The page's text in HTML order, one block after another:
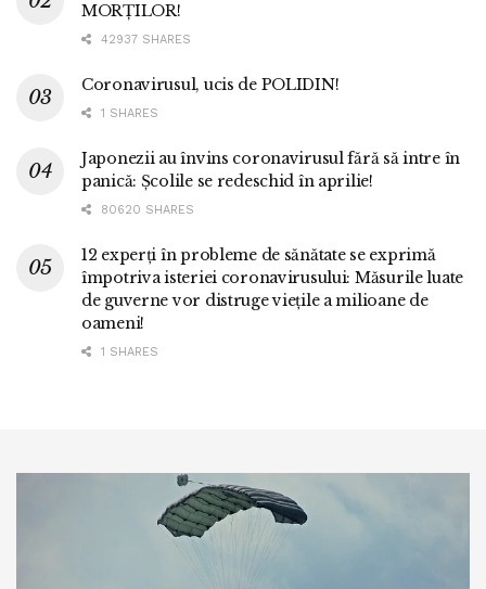
MORȚILOR!
42937 SHARES
Coronavirusul, ucis de POLIDIN!
1 SHARES
Japonezii au învins coronavirusul fără să intre în
panică: Școlile se redeschid în aprilie!
80620 SHARES
12 experți în probleme de sănătate se exprimă
împotriva isteriei coronavirusului: Măsurile luate
de guverne vor distruge viețile a milioane de
oameni!
1 SHARES